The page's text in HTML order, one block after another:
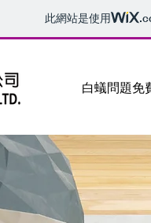
此網站是使用
白蟻問題免